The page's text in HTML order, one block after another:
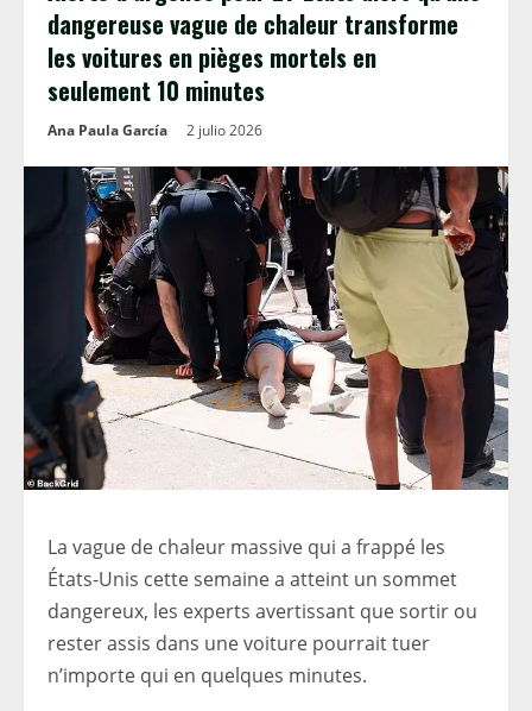
dangereuse vague de chaleur transforme
les voitures en pièges mortels en
seulement 10 minutes
Ana Paula García 2 julio 2026
La vague de chaleur massive qui a frappé les
États-Unis cette semaine a atteint un sommet
dangereux, les experts avertissant que sortir ou
rester assis dans une voiture pourrait tuer
n’importe qui en quelques minutes.